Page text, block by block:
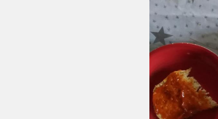
könyvet
olvassuk
és
újra
és
újra
és